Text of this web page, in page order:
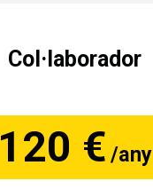
Col·laborador
120 € /any